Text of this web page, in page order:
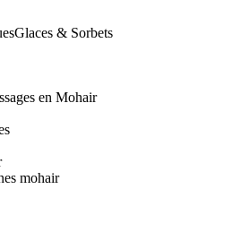
Glaces & Sorbets
en Mohair
mohair